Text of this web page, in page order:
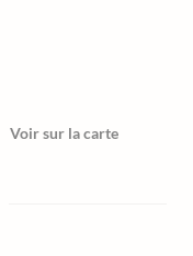
Voir sur la carte